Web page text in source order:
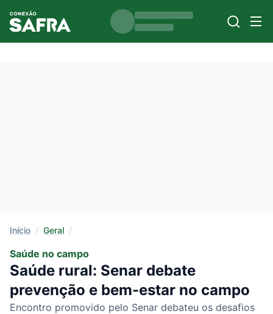
Início / Geral /
Saúde no campo
Saúde rural: Senar debate
prevenção e bem-estar no campo
Encontro promovido pelo Senar debateu os desafios